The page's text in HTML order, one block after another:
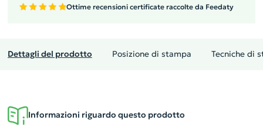
Ottime recensioni certificate raccolte da Feedaty
Dettagli del prodotto Posizione di stampa Tecniche di
Informazioni riguardo questo prodotto